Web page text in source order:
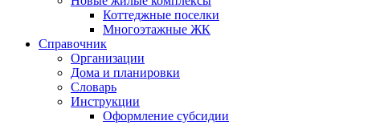
Коттеджные поселки
Многоэтажные ЖК
Справочник
Организации
Дома и планировки
Словарь
Инструкции
Оформление субсидии